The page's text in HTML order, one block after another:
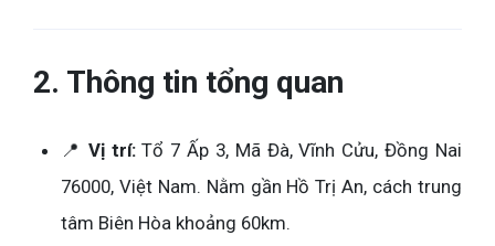
2. Thông tin tổng quan
📍 Vị trí:Tổ 7 Ấp 3, Mã Đà, Vĩnh Cửu, Đồng Nai
76000, Việt Nam. Nằm gần Hồ Trị An, cách trung
tâm Biên Hòa khoảng 60km.